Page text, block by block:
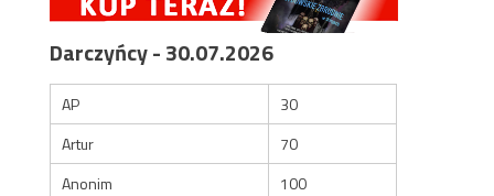
Darczyńcy - 30.07.2026
AP
30
Artur
70
Anonim
100